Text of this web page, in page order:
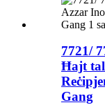
7721/
Ħajt
Gang